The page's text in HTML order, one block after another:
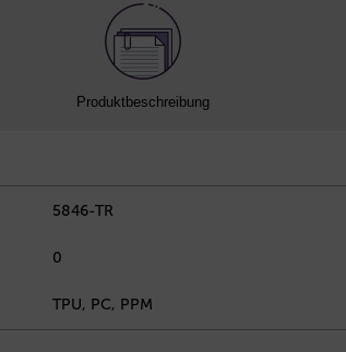
Produktbeschreibung
5846-TR
0
TPU, PC, PPM